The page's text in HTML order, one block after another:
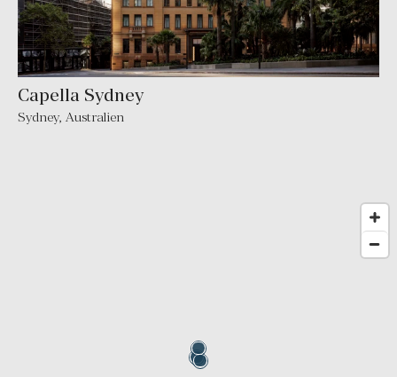
Capella Sydney
Sydney, Australien